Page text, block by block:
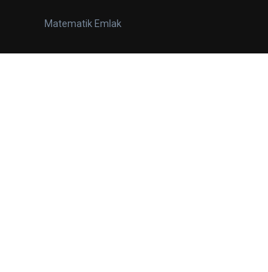
Matematik Emlak